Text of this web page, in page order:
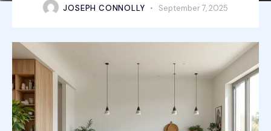
JOSEPH CONNOLLY September 7, 2025